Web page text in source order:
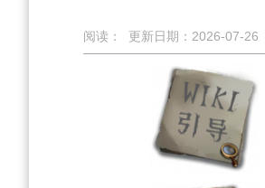
阅读： 更新日期： 2026-07-26